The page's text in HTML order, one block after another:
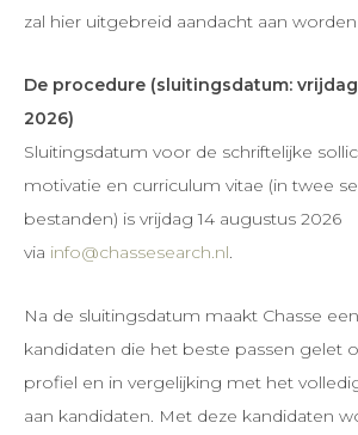
zal hier uitgebreid aandacht aan
De procedure (sluitingsdatum:
2026)
Sluitingsdatum voor de schriftelijke
motivatie en curriculum vitae (in twee
bestanden) is vrijdag 14 augustus 2026
via info@chassesearch.nl.
Na de sluitingsdatum maakt Chasse
kandidaten die het beste passen gelet
profiel en in vergelijking met het
aan kandidaten. Met deze kandidaten